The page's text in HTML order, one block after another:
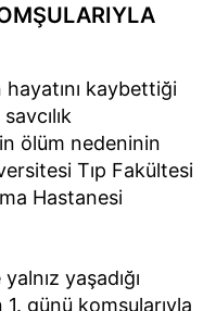
hayatını kaybettiği
ölüm nedeninin
Tıp Fakültesi
Hastanesi
yaşadığı
günü komşularıyla